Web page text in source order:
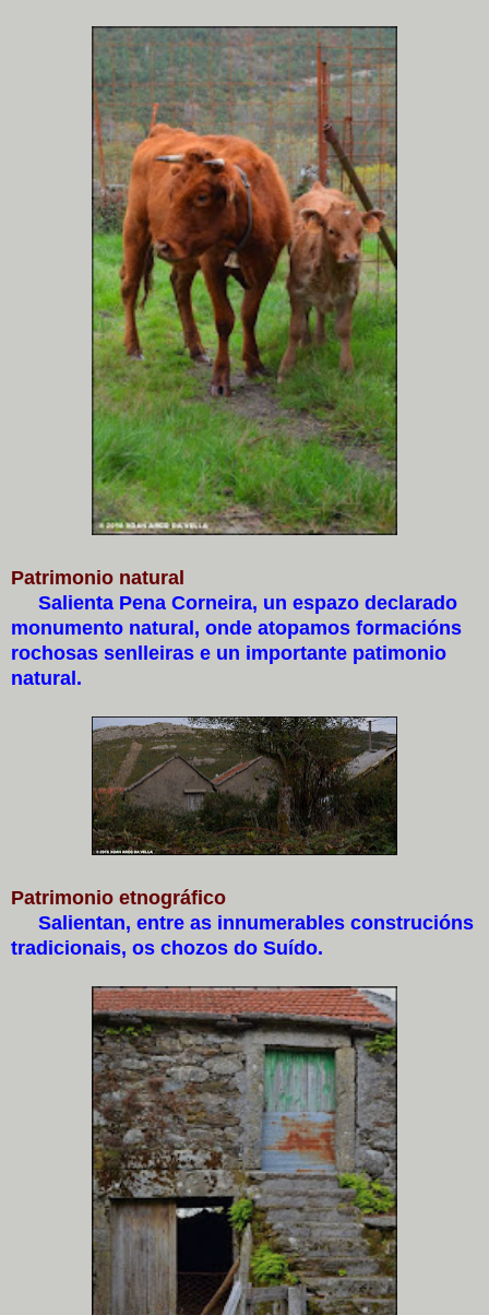
Patrimonio natural
Salienta Pena Corneira, un espazo declarado
monumento natural, onde atopamos formacións
rochosas senlleiras e un importante patimonio
natural.
Patrimonio etnográfico
Salientan, entre as innumerables construcións
tradicionais, os chozos do Suído.